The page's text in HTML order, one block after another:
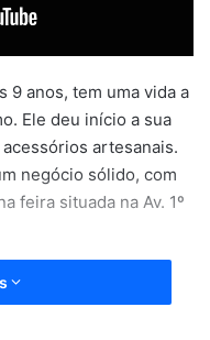
9 anos, tem uma vida a
Ele deu início a sua
artesanais.
negócio sólido, com
feira situada na Av. 1º